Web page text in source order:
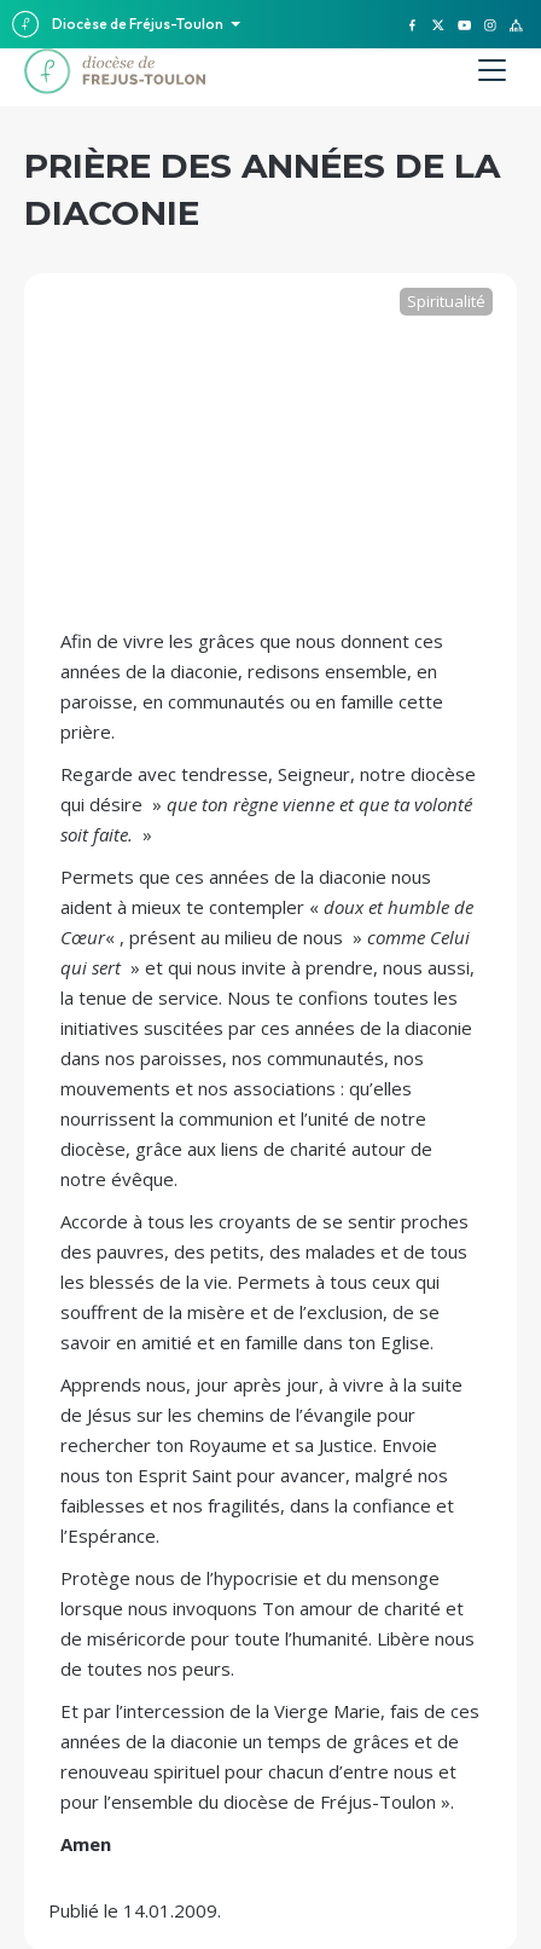
Diocèse de Fréjus-Toulon
PRIÈRE DES ANNÉES DE LA
DIACONIE
Spiritualité
Afin de vivre les grâces que nous donnent ces
années de la diaconie, redisons ensemble, en
paroisse, en communautés ou en famille cette
prière.
Regarde avec tendresse, Seigneur, notre diocèse
qui désire » que ton règne vienne et que ta volonté
soit faite. »
Permets que ces années de la diaconie nous
aident à mieux te contempler « doux et humble de
Cœur« , présent au milieu de nous » comme Celui
qui sert» et qui nous invite à prendre, nous aussi,
la tenue de service. Nous te confions toutes les
initiatives suscitées par ces années de la diaconie
dans nos paroisses, nos communautés, nos
mouvements et nos associations : qu’elles
nourrissent la communion et l’unité de notre
diocèse, grâce aux liens de charité autour de
notre évêque.
Accorde à tous les croyants de se sentir proches
des pauvres, des petits, des malades et de tous
les blessés de la vie. Permets à tous ceux qui
souffrent de la misère et de l’exclusion, de se
savoir en amitié et en famille dans ton Eglise.
Apprends nous, jour après jour, à vivre à la suite
de Jésus sur les chemins de l’évangile pour
rechercher ton Royaume et sa Justice. Envoie
nous ton Esprit Saint pour avancer, malgré nos
faiblesses et nos fragilités, dans la confiance et
l’Espérance.
Protège nous de l’hypocrisie et du mensonge
lorsque nous invoquons Ton amour de charité et
de miséricorde pour toute l’humanité. Libère nous
de toutes nos peurs.
Et par l’intercession de la Vierge Marie, fais de ces
années de la diaconie un temps de grâces et de
renouveau spirituel pour chacun d’entre nous et
pour l’ensemble du diocèse de Fréjus-Toulon ».
Amen
Publié le 14.01.2009.